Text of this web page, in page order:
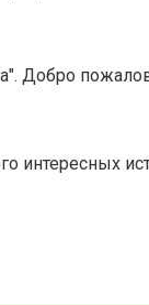
Добро
интересных